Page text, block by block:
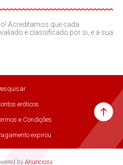
Acreditamos que cada
e classificado por si, e a sua
eróticos
e Condições
expirou
by Anunciosx